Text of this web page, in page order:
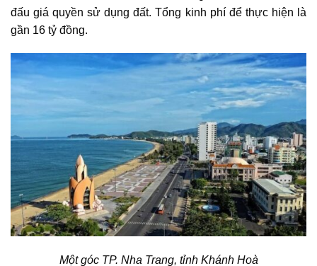
đấu giá quyền sử dụng đất. Tổng kinh phí để thực hiện là
gần 16 tỷ đồng.
Một góc TP. Nha Trang, tỉnh Khánh Hoà